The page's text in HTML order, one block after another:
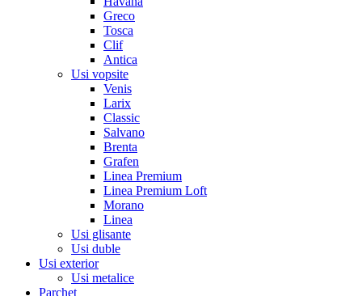
Greco
Tosca
Clif
Antica
Usi vopsite
Venis
Larix
Classic
Salvano
Brenta
Grafen
Linea Premium
Linea Premium Loft
Morano
Linea
Usi glisante
Usi duble
Usi exterior
Usi metalice
Parchet